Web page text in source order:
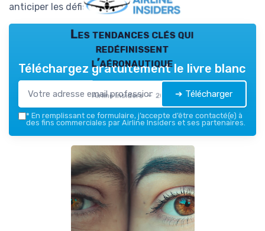
anticiper les défis pour les voyageurs.
Les tendances clés qui
redéfinissent
l’aéronautique
Airline Insiders — 2026
Téléchargez gratuitement le livre blanc
➔ Télécharger
* En remplissant ce formulaire, j’accepte d’être contacté(e) à
des fins commerciales par Airline Insiders et ses partenaires.